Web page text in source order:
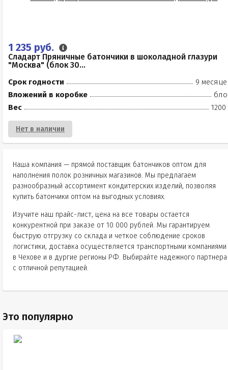
1 235 руб.
Сладарт Пряничные батончики в шоколадной глазури
"Москва" (блок 30...
Срок годности
9
Вложений в коробке
Вес
1200
Нет в наличии
Наша компания — прямой поставщик батончиков оптом для
наполнения полок розничных магазинов. Мы предлагаем
разнообразный ассортимент кондитерских изделий, позволяя
купить батончики оптом на выгодных условиях.
Изучите наш прайс-лист, цена на все товары остается
конкурентной при заказе от 10 000 рублей. Мы гарантируем
быструю отгрузку со склада и четкое соблюдение сроков
логистики, доставка осуществляется транспортными компаниями
в Чехове и в дургие регионы РФ. Выбирайте надежного партнера
с отличной репутацией.
Это популярно